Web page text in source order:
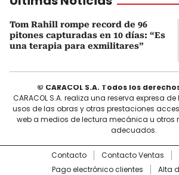
Tom Rahill rompe record de 96
pitones capturadas en 10 días: “Es
una terapia para exmilitares”
© CARACOL S.A. Todos los
CARACOL S.A. realiza una reserva expresa
usos de las obras y otras prestaciones
web a medios de lectura mecánica u otros
adecuados.
Contacto Contacto Ventas
Pago electrónico clientes
Alta